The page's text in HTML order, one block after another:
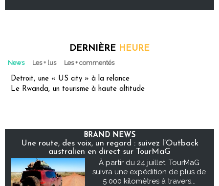
DERNIÈRE HEURE
News Les + lus Les + commentés
Detroit, une « US city » à la relance
Le Rwanda, un tourisme à haute altitude
BRAND NEWS
Une route, des voix, un regard : suivez l’Outback
australien en direct sur TourMaG
À partir du 24 juillet, TourMaG
suivra une expédition de plus de
5 000 kilomètres à travers...